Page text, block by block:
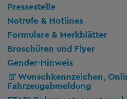
Pressestelle
Notrufe & Hotlines
Formulare & Merkblätter
Broschüren und Flyer
Gender-Hinweis
Wunschkennzeichen,
Fahrzeugabmeldung